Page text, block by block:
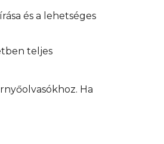
és a lehetséges
teljes
Ha